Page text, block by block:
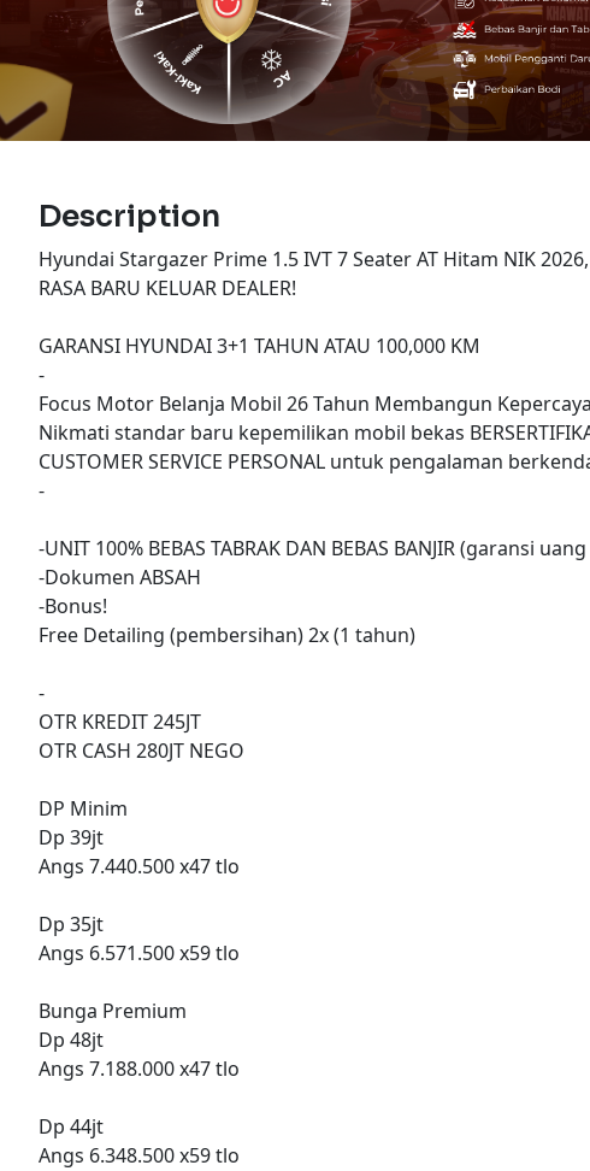
Description
Hyundai Stargazer Prime 1.5 IVT 7 Seater AT Hitam NIK
RASA BARU KELUAR DEALER!
GARANSI HYUNDAI 3+1 TAHUN ATAU 100,000 KM
-
Focus Motor Belanja Mobil 26 Tahun Membangun
Nikmati standar baru kepemilikan mobil bekas
CUSTOMER SERVICE PERSONAL untuk pengalaman
-
-UNIT 100% BEBAS TABRAK DAN BEBAS BANJIR (garansi
-Dokumen ABSAH
-Bonus!
Free Detailing (pembersihan) 2x (1 tahun)
-
OTR KREDIT 245JT
OTR CASH 280JT NEGO
DP Minim
Dp 39jt
Angs 7.440.500 x47 tlo
Dp 35jt
Angs 6.571.500 x59 tlo
Bunga Premium
Dp 48jt
Angs 7.188.000 x47 tlo
Dp 44jt
Angs 6.348.500 x59 tlo